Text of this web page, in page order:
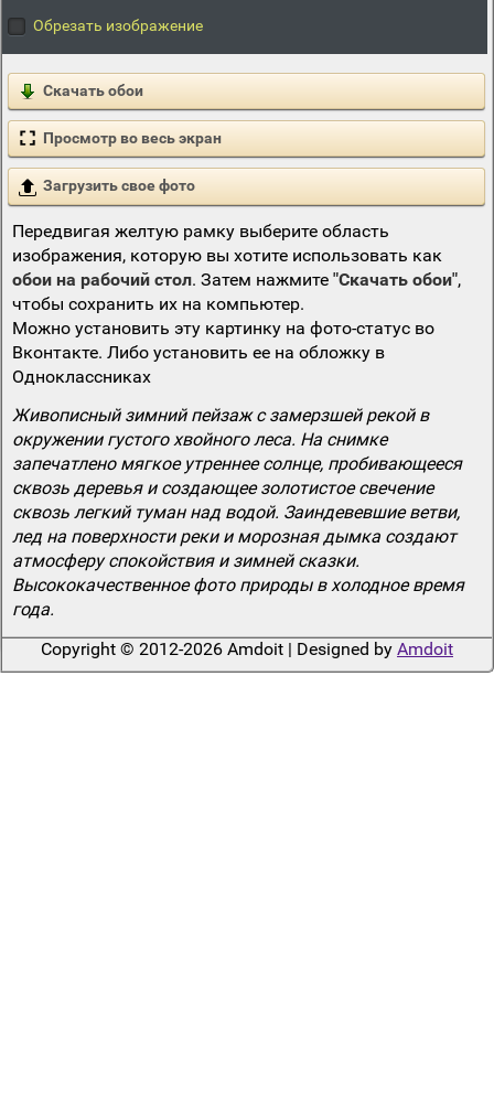
Обрезать изображение
Скачать обои
Просмотр во весь экран
Загрузить свое фото
Передвигая желтую рамку выберите область
изображения, которую вы хотите использовать как
обои на рабочий стол. Затем нажмите "Скачать обои",
чтобы сохранить их на компьютер.
Можно установить эту картинку на фото-статус во
Вконтакте. Либо установить ее на обложку в
Одноклассниках
Живописный зимний пейзаж с замерзшей рекой в
окружении густого хвойного леса. На снимке
запечатлено мягкое утреннее солнце, пробивающееся
сквозь деревья и создающее золотистое свечение
сквозь легкий туман над водой. Заиндевевшие ветви,
лед на поверхности реки и морозная дымка создают
атмосферу спокойствия и зимней сказки.
Высококачественное фото природы в холодное время
года.
Copyright © 2012-2026 Amdoit | Designed by Amdoit